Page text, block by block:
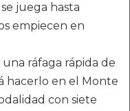
juega hasta
empiecen en
ráfaga rápida de
hacerlo en el Monte
con siete